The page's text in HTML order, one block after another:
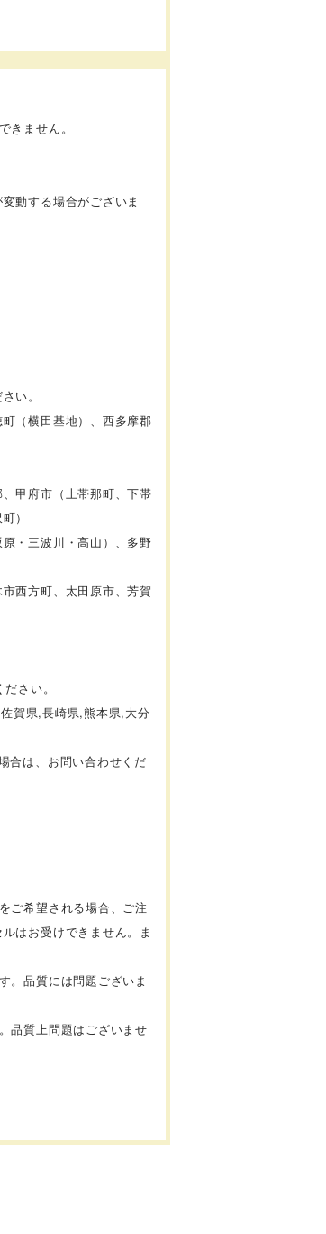
ません。
動する場合がございま
い。
（横田基地）、西多摩郡
甲府市（上帯那町、下帯
）
・三波川・高山）、多野
西方町、太田原市、芳賀
さい。
賀県,長崎県,熊本県,大分
合は、お問い合わせくだ
ご希望される場合、ご注
はお受けできません。ま
。品質には問題ございま
品質上問題はございませ